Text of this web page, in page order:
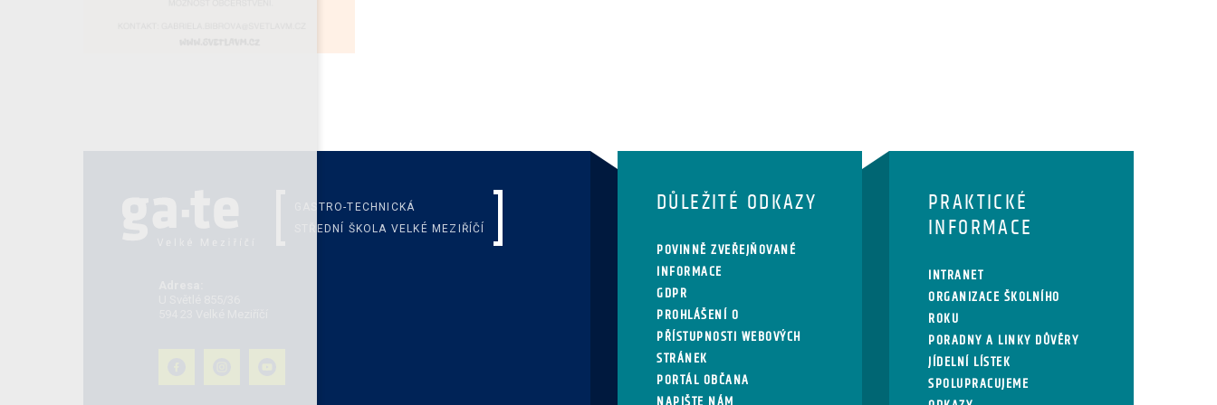
GASTRO-TECHNICKÁ
STŘEDNÍ ŠKOLA VELKÉ MEZIŘÍČÍ
DŮLEŽITÉ ODKAZY
POVINNĚ ZVEŘEJŇOVANÉ
INFORMACE
GDPR
PROHLÁŠENÍ O
PŘÍSTUPNOSTI WEBOVÝCH
STRÁNEK
PORTÁL OBČANA
NAPIŠTE NÁM
PRAKTICKÉ
INFORMACE
INTRANET
ORGANIZACE ŠKOLNÍHO
ROKU
PORADNY A LINKY DŮVĚRY
JÍDELNÍ LÍSTEK
SPOLUPRACUJEME